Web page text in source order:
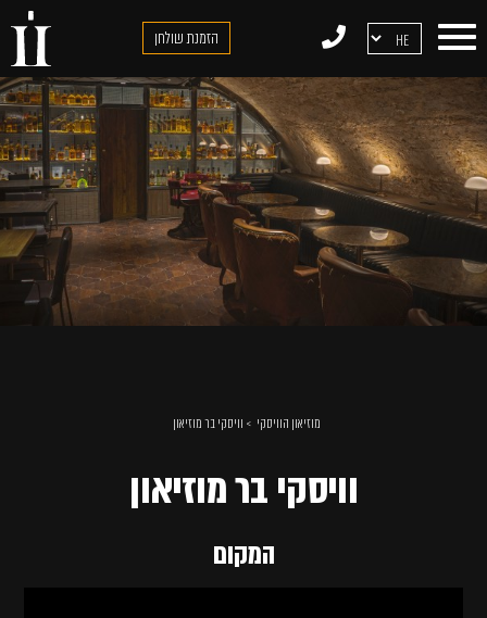
הזמנת שולחן
מוזיאון הוויסקי וויסקי בר מוזיאון
וויסקי בר מוזיאון
המקום